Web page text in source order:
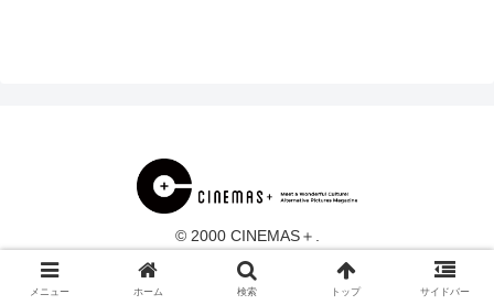
© 2000 CINEMAS＋.
メニュー ホーム 検索 トップ サイドバー